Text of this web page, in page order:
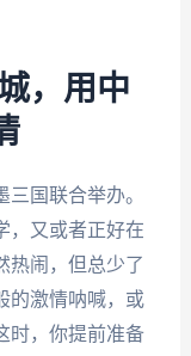
，用中
国联合举办。
，又或者正好在
热闹，但总少了
的激情呐喊，或
时，你提前准备